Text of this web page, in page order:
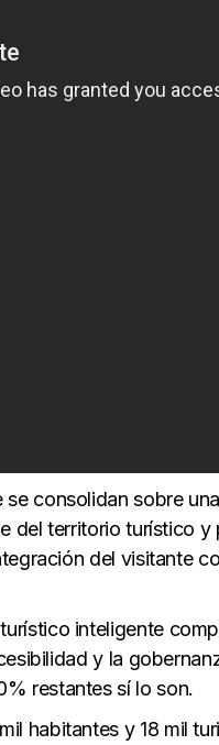
consolidan sobre
del territorio turístico
del visitante
inteligente
y la
restantes sí lo son.
habitantes y 18 mil